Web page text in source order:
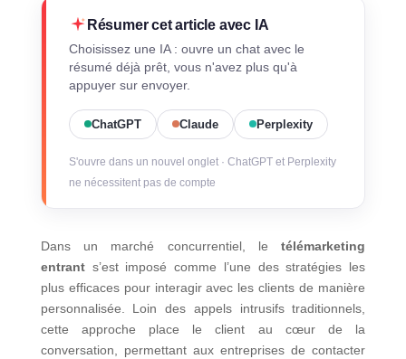
Résumer cet article avec IA
Choisissez une IA : ouvre un chat avec le
résumé déjà prêt, vous n'avez plus qu'à
appuyer sur envoyer.
ChatGPT Claude Perplexity
S'ouvre dans un nouvel onglet · ChatGPT et Perplexity
ne nécessitent pas de compte
Dans un marché concurrentiel, letélémarketing
entrants’est imposé comme l’une des stratégies les
plus efficaces pour interagir avec les clients de manière
personnalisée. Loin des appels intrusifs traditionnels,
cette approche place le client au cœur de la
conversation, permettant aux entreprises de contacter